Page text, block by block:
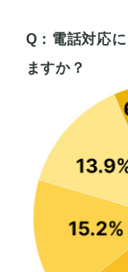
Q：電話対応
ますか？